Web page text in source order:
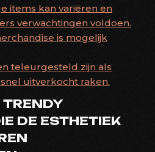
items kan variëren en
verwachtingen voldoen.
is mogelijk
teleurgesteld zijn als
uitverkocht raken.
DE ESTHETIEK